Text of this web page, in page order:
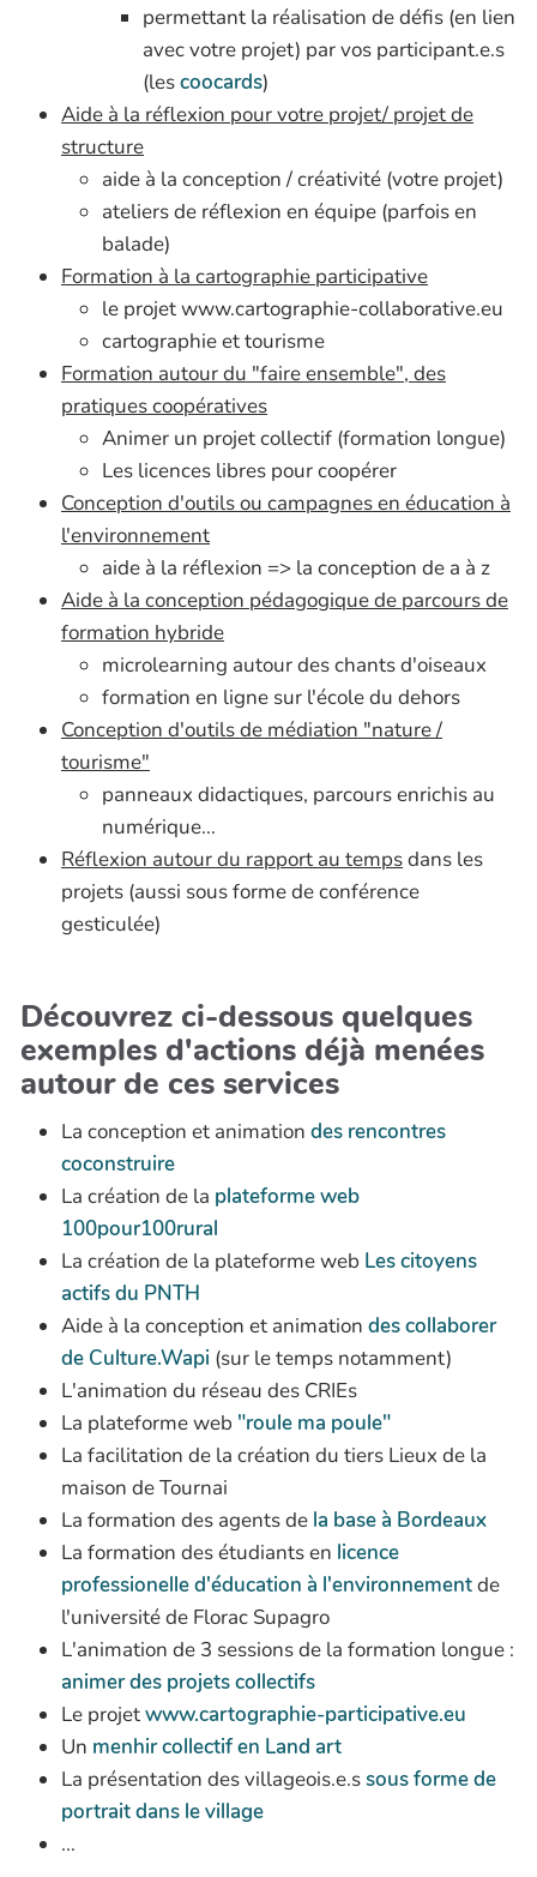
permettant la réalisation de défis (en lien
avec votre projet) par vos participant.e.s
(lescoocards)
Aide à la réflexion pour votre projet/ projet de
structure
aide à la conception / créativité (votre projet)
ateliers de réflexion en équipe (parfois en
balade)
Formation à la cartographie participative
le projet www.cartographie-collaborative.eu
cartographie et tourisme
Formation autour du "faire ensemble", des
pratiques coopératives
Animer un projet collectif (formation longue)
Les licences libres pour coopérer
Conception d'outils ou campagnes en éducation à
l'environnement
aide à la réflexion => la conception de a à z
Aide à la conception pédagogique de parcours de
formation hybride
microlearning autour des chants d'oiseaux
formation en ligne sur l'école du dehors
Conception d'outils de médiation "nature /
tourisme"
panneaux didactiques, parcours enrichis au
numérique...
Réflexion autour du rapport au tempsdans les
projets (aussi sous forme de conférence
gesticulée)
Découvrez ci-dessous quelques
exemples d'actions déjà menées
autour de ces services
La conception et animation des rencontres
coconstruire
La création de la plateforme web
100pour100rural
La création de la plateforme web Les citoyens
actifs du PNTH
Aide à la conception et animation des collaborer
de Culture.Wapi (sur le temps notamment)
L'animation du réseau des CRIEs
La plateforme web "roule ma poule"
La facilitation de la création du tiers Lieux de la
maison de Tournai
La formation des agents de la base à Bordeaux
La formation des étudiants en licence
professionelle d'éducation à l'environnementde
l'université de Florac Supagro
L'animation de 3 sessions de la formation longue :
animer des projets collectifs
Le projetwww.cartographie-participative.eu
Un menhir collectif en Land art
La présentation des villageois.e.ssous forme de
portrait dans le village
...